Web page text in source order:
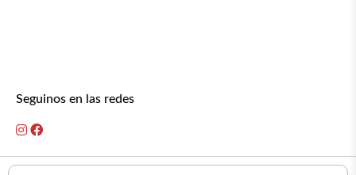
Seguinos en las redes